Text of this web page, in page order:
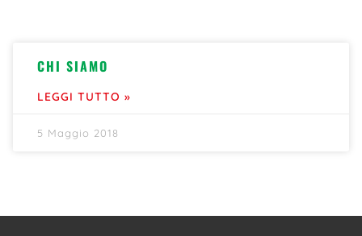
CHI SIAMO
LEGGI TUTTO »
5 Maggio 2018